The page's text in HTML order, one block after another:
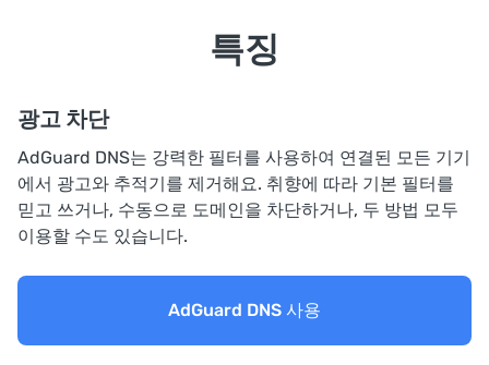
특징
광고 차단
AdGuard DNS는 강력한 필터를 사용하여 연결된 모든 기기
에서 광고와 추적기를 제거해요. 취향에 따라 기본 필터를
믿고 쓰거나, 수동으로 도메인을 차단하거나, 두 방법 모두
이용할 수도 있습니다.
AdGuard DNS 사용